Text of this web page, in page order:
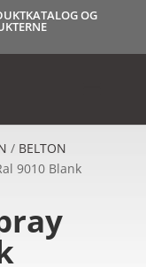
OG
/ BELTON
9010 Blank